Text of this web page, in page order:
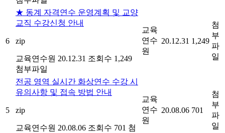
6
★ 동계 자격연수 운영계획 및 교양
교직 수강신청 안내
zip
교육연수원 20.12.31 조회수 1,249
첨부파일
교육
연수
원
20.12.31 1,249
첨
부
파
일
5
전공 영역 실시간 화상연수 수강 시
유의사항 및 접속 방법 안내
zip
교육연수원 20.08.06 조회수 701 첨
교육
연수
원
20.08.06 701
첨
부
파
일